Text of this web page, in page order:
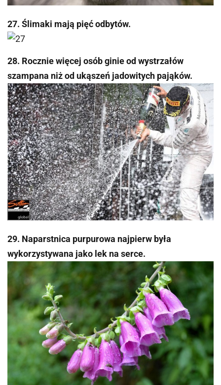
27. Ślimaki mają pięć odbytów.
28. Rocznie więcej osób ginie od wystrzałów
szampana niż od ukąszeń jadowitych pająków.
29. Naparstnica purpurowa najpierw była
wykorzystywana jako lek na serce.